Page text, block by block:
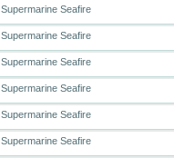
Supermarine Seafire
Supermarine Seafire
Supermarine Seafire
Supermarine Seafire
Supermarine Seafire
Supermarine Seafire